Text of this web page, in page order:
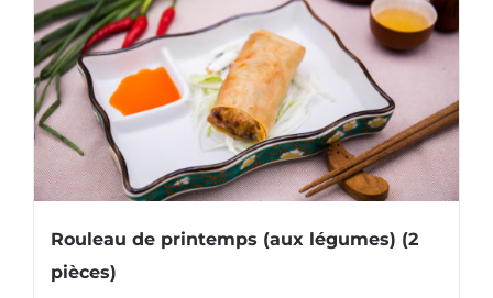
Rouleau de printemps (aux légumes) (2
pièces)